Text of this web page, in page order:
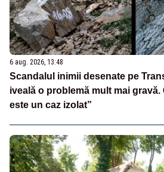
6 aug. 2026, 13:48
Scandalul inimii desenate pe
iveală o problemă mult mai gravă.
este un caz izolat”